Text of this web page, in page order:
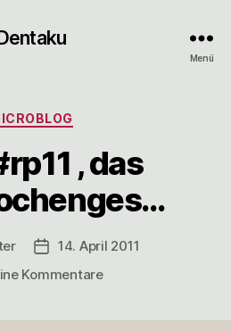
Menü
Kategorien
, das
Veröffentlichungsdatum
14. April 2011
Kommentarezu